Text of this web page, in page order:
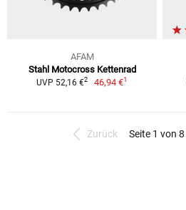
AFAM
Stahl Motocross Kettenrad
UVP 52,16 €2 46,94 €1
Zurück Seite 1 von 8